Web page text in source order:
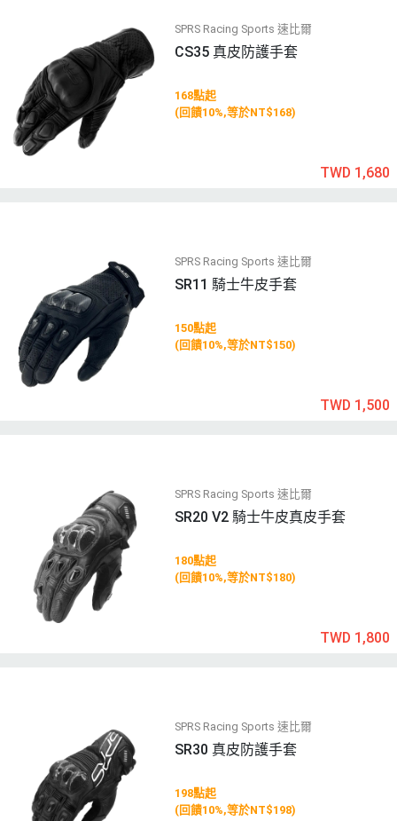
SPRS Racing Sports 速比爾
CS35 真皮防護手套
168點起
(回饋10%,等於NT$168)
TWD 1,680
SPRS Racing Sports 速比爾
SR11 騎士牛皮手套
150點起
(回饋10%,等於NT$150)
TWD 1,500
SPRS Racing Sports 速比爾
SR20 V2 騎士牛皮真皮手套
180點起
(回饋10%,等於NT$180)
TWD 1,800
SPRS Racing Sports 速比爾
SR30 真皮防護手套
198點起
(回饋10%,等於NT$198)